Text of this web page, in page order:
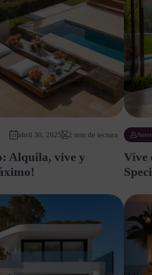
abril 30, 2025 2 min de lectura
Alquila, vive y
Autor
Vive